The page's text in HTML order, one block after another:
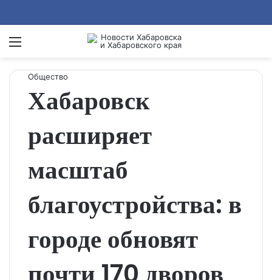
Menu
Общество
Хабаровск
расширяет
масштаб
благоустройства: в
городе обновят